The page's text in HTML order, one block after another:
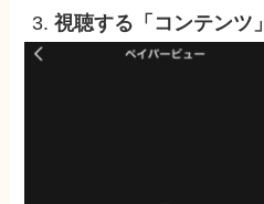
視聴する「コンテンツ」